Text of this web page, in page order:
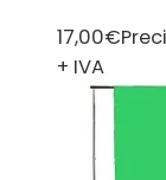
17,00€
+ IVA